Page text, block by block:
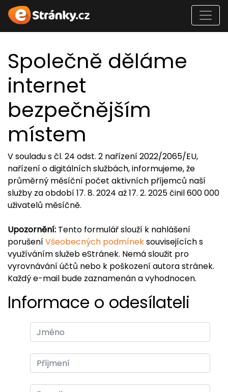
Společně děláme
internet
bezpečnějším
místem
V souladu s čl. 24 odst. 2 nařízení 2022/2065/EU,
nařízení o digitálních službách, informujeme, že
průměrný měsíční počet aktivních příjemců naší
služby za období 17. 8. 2024 až 17. 2. 2025 činil 600 000
uživatelů měsíčně.
Upozornění: Tento formulář slouží k nahlášení
porušeníVšeobecných podmíneksouvisejících s
využíváním služeb eStránek. Nemá sloužit pro
vyrovnávání účtů nebo k poškození autora stránek.
Každý e-mail bude zaznamenán a vyhodnocen.
Informace o odesílateli